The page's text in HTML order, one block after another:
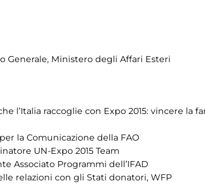
Generale, Ministero degli Affari Esteri
l’Italia raccoglie con Expo 2015: vincere la
la Comunicazione della FAO
UN-Expo 2015 Team
Associato Programmi dell’IFAD
relazioni con gli Stati donatori, WFP